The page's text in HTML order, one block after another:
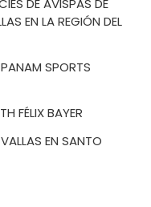
DE AVISPAS DE
EN LA REGIÓN DEL
PANAM SPORTS
FÉLIX BAYER
EN SANTO